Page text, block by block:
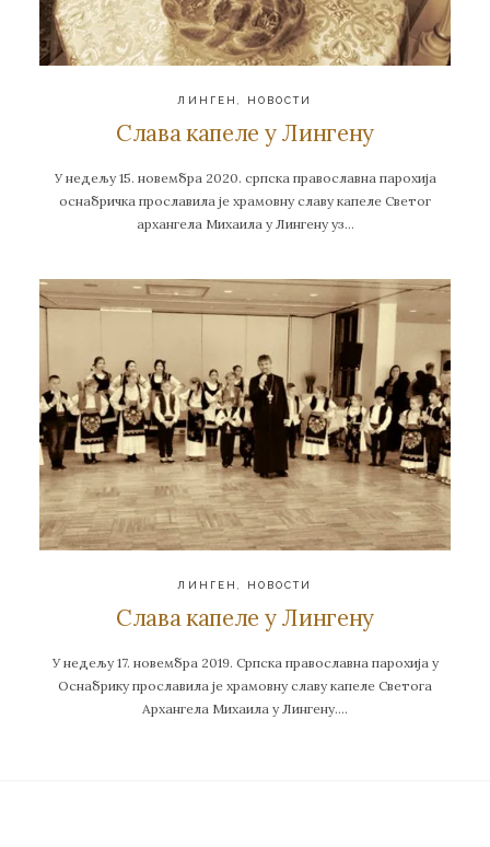
ЛИНГЕН НОВОСТИ
Слава капеле у Лингену
У недељу 15. новембра 2020. српска православна парохија
оснабричка прославила је храмовну славу капеле Светог
архангела Михаила у Лингену уз…
ЛИНГЕН НОВОСТИ
Слава капеле у Лингену
У недељу 17. новембра 2019. Српска православна парохија у
Оснабрику прославила је храмовну славу капеле Светога
Архангела Михаила у Лингену….